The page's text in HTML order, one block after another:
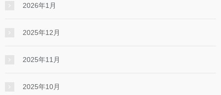
2026年1月
2025年12月
2025年11月
2025年10月